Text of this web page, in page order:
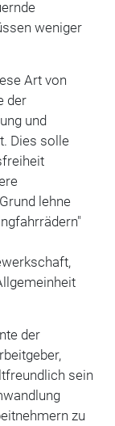
weniger
Art von
der
und
Dies solle
lehne
der
sein
zu